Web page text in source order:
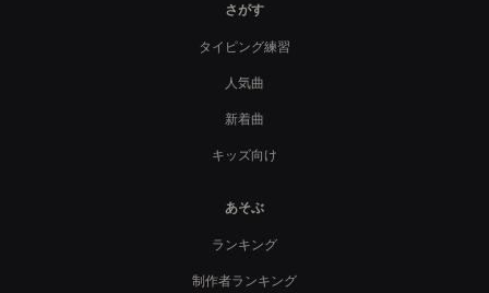
さがす
タイピング練習
人気曲
新着曲
キッズ向け
あそぶ
ランキング
制作者ランキング